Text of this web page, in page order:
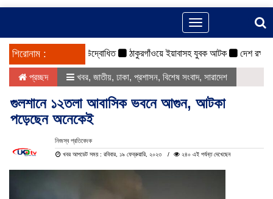
Toggle
navigation
শিরোনাম :ভাস্কর্য উদ্বোধিত ঠাকুরগাঁওয়ে ইয়াবাসহ যুবক আটক দেশ রক্ষায়
প্রচ্ছদ খবর, জাতীয়, ঢাকা, প্রশাসন, বিশেষ সংবাদ, সারাদেশ
গুলশানে ১২তলা আবাসিক ভবনে আগুন, আটকা
পড়েছেন অনেকেই
নিজস্ব প্রতিবেদক
খবর আপডেট সময় : রবিবার, ১৯ ফেব্রুয়ারি, ২০২৩ ২৪০ এই পর্যন্ত দেখেছেন